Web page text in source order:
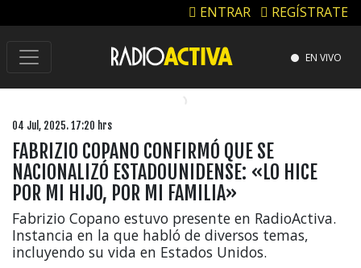
ENTRAR REGÍSTRATE
EN VIVO
04 Jul, 2025. 17:20 hrs
FABRIZIO COPANO CONFIRMÓ QUE SE
NACIONALIZÓ ESTADOUNIDENSE: «LO HICE
POR MI HIJO, POR MI FAMILIA»
Fabrizio Copano estuvo presente en RadioActiva.
Instancia en la que habló de diversos temas,
incluyendo su vida en Estados Unidos.